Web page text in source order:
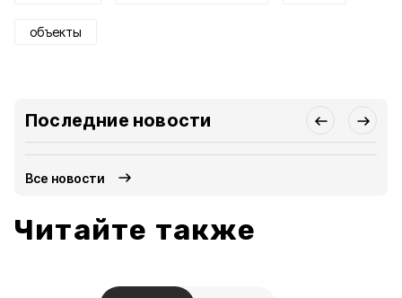
объекты
Последние новости
Все новости
Читайте также